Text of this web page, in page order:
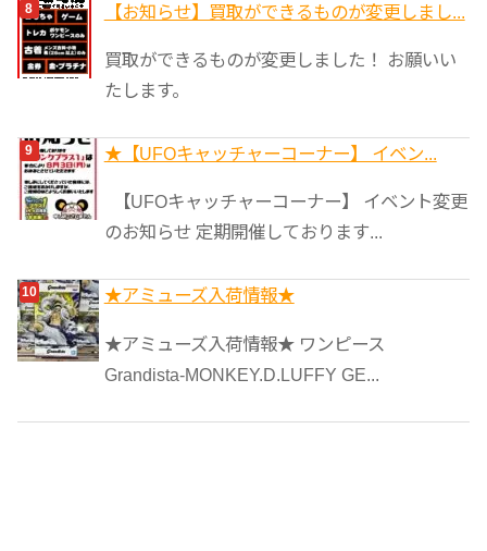
【お知らせ】買取ができるものが変更しまし...
買取ができるものが変更しました！ お願いい
たします。
★【UFOキャッチャーコーナー】 イベン...
【UFOキャッチャーコーナー】 イベント変更
のお知らせ 定期開催しております...
★アミューズ入荷情報★
★アミューズ入荷情報★ ワンピース
Grandista-MONKEY.D.LUFFY GE...